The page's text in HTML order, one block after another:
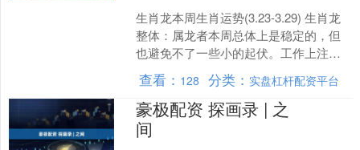
生肖龙本周生肖运势(3.23-3.29) 生肖龙
整体：属龙者本周总体上是稳定的，但
也避免不了一些小的起伏。工作上注意
疏通和调整职场人际关系，作好利益分
配，以免....
查看： 128 分类： 实盘杠杆配资平台
豪极配资 探画录 | 之
间